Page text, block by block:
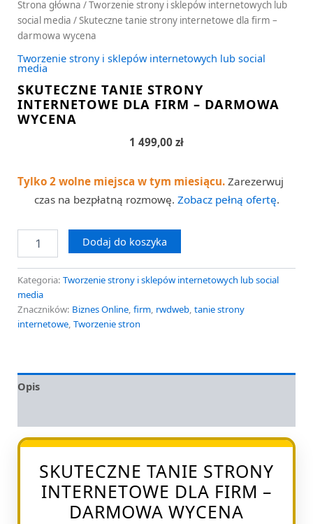
Strona główna /Tworzenie strony i sklepów internetowych lub
social media / Skuteczne tanie strony internetowe dla firm –
darmowa wycena
Tworzenie strony i sklepów internetowych lub social
media
SKUTECZNE TANIE STRONY
INTERNETOWE DLA FIRM – DARMOWA
WYCENA
1 499,00 zł
Tylko 2 wolne miejsca w tym miesiącu. Zarezerwuj
czas na bezpłatną rozmowę. Zobacz pełną ofertę.
Dodaj do koszyka
Kategoria: Tworzenie strony i sklepów internetowych lub social
media
Znaczników: Biznes Online, firm, rwdweb, tanie strony
internetowe, Tworzenie stron
Opis
SKUTECZNE TANIE STRONY
INTERNETOWE DLA FIRM –
DARMOWA WYCENA